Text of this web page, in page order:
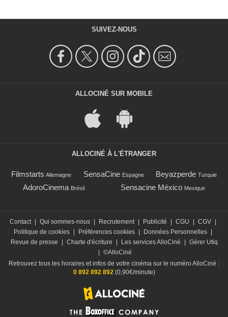
SUIVEZ-NOUS
ALLOCINÉ SUR MOBILE
ALLOCINÉ À L'ÉTRANGER
Filmstarts Allemagne SensaCine Espagne Beyazperde Turquie
AdoroCinema Brésil Sensacine México Mexique
Contact | Qui sommes-nous | Recrutement | Publicité | CGU | CGV |
Politique de cookies | Préférences cookies | Données Personnelles |
Revue de presse
| Charte d'écriture | Les services AlloCiné | Gérer Utiq
| ©AlloCiné
Retrouvez tous les horaires et infos de votre cinéma sur le numéro AlloCiné :
0 892 892 892 (0,90€/minute)